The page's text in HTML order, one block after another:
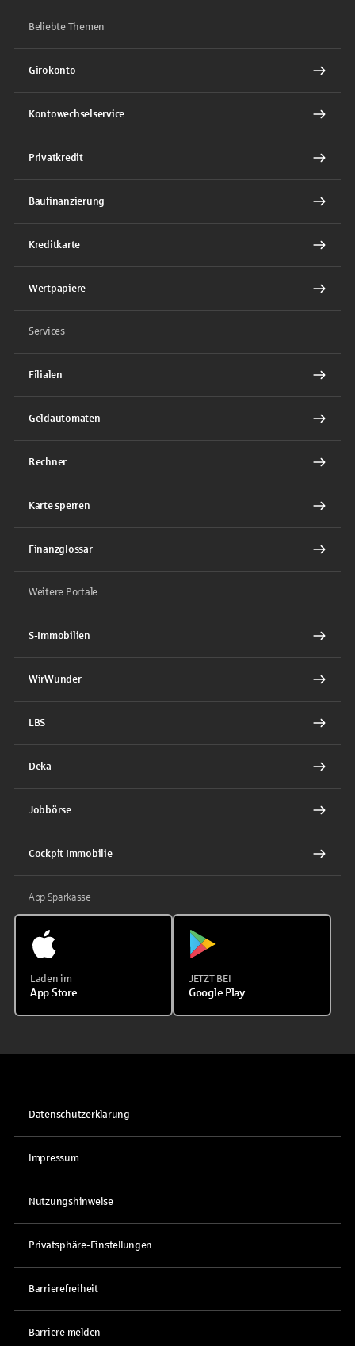
Beliebte Themen
Girokonto
Kontowechselservice
Privatkredit
Baufinanzierung
Kreditkarte
Wertpapiere
Services
Filialen
Geldautomaten
Rechner
Karte sperren
Finanzglossar
Weitere Portale
S-Immobilien
WirWunder
LBS
Deka
Jobbörse
Cockpit Immobilie
App Sparkasse
Laden im
App Store
JETZT BEI
Google Play
Datenschutzerklärung
Impressum
Nutzungshinweise
Privatsphäre-Einstellungen
Barrierefreiheit
Barriere melden